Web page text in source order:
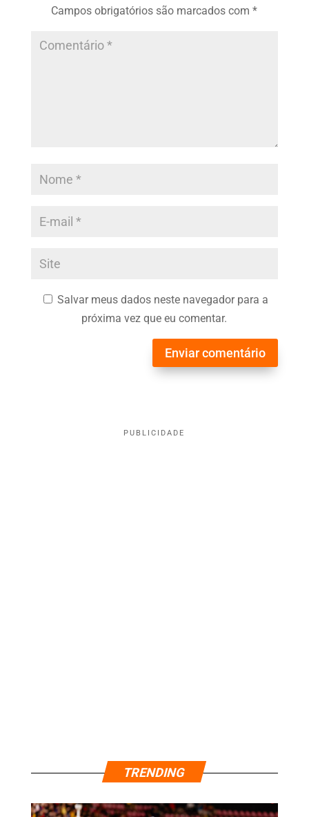
Campos obrigatórios são marcados com*
Salvar meus dados neste navegador para a
próxima vez que eu comentar.
Enviar comentário
PUBLICIDADE
TRENDING